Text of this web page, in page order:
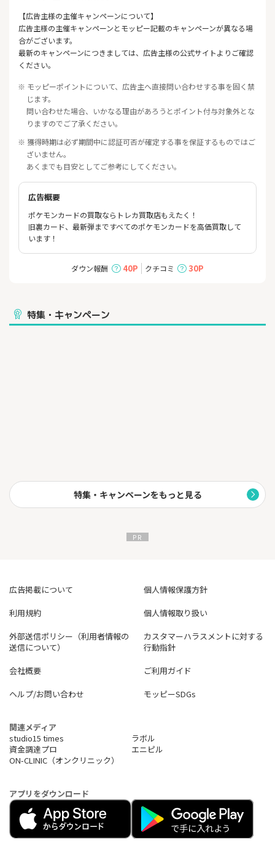
【広告主様の主催キャンペーンについて】
広告主様の主催キャンペーンとモッピー記載のキャンペーンが異なる場
合がございます。
最新のキャンペーンにつきましては、広告主様の公式サイトよりご確認
ください。
※ モッピーポイントについて、広告主へ直接問い合わせする事を固く禁
じます。
問い合わせた場合、いかなる理由があろうとポイント付与対象外とな
りますのでご了承ください。
※ 獲得時期は必ず期間中に認証可否が確定する事を保証するものではご
ざいません。
あくまでも目安としてご参考にしてください。
広告概要
ポケモンカードの買取ならトレカ買取店もえたく！
旧裏カード、最新弾まですべてのポケモンカードを高価買取して
います！
ダウン報酬 40P クチコミ 30P
特集・キャンペーン
特集・キャンペーンをもっと見る
広告掲載について
個人情報保護方針
利用規約
個人情報取り扱い
外部送信ポリシー（利用者情報の
送信について）
カスタマーハラスメントに対する
行動指針
会社概要
ご利用ガイド
ヘルプ/お問い合わせ
モッピーSDGs
関連メディア
studio15 times
ラボル
資金調達プロ
エニピル
ON-CLINIC（オンクリニック）
アプリをダウンロード